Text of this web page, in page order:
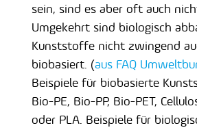
sein, sind es aber oft auch
Umgekehrt sind biologisch
Kunststoffe nicht zwingend
biobasiert. (aus FAQ
Beispiele für biobasierte
Bio-PE, Bio-PP, Bio-PET,
oder PLA. Beispiele für